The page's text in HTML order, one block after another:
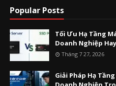
Popular Posts
Tối Ưu Hạ Tầng
Doanh Nghiệp Hay
Tháng 7 27, 2026
Giải Pháp Hạ